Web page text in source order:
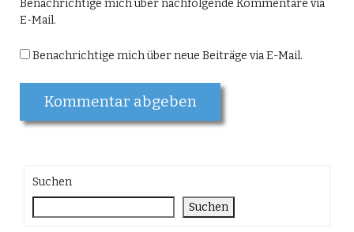
Benachrichtige mich über nachfolgende Kommentare via
E-Mail.
Benachrichtige mich über neue Beiträge via E-Mail.
Suchen
Suchen